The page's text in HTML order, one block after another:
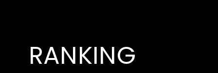
RANKING